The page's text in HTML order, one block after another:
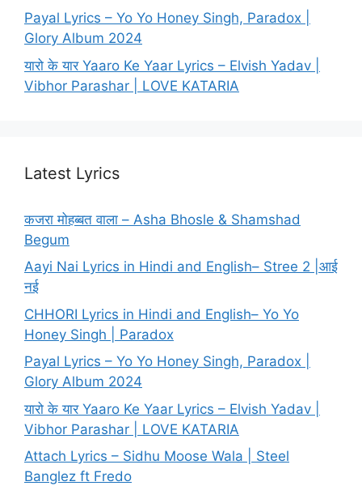
Payal Lyrics – Yo Yo Honey Singh, Paradox |
Glory Album 2024
यारो के यार Yaaro Ke Yaar Lyrics – Elvish Yadav |
Vibhor Parashar | LOVE KATARIA
Latest Lyrics
कजरा मोहब्बत वाला – Asha Bhosle & Shamshad
Begum
Aayi Nai Lyrics in Hindi and English– Stree 2 |आई
नई
CHHORI Lyrics in Hindi and English– Yo Yo
Honey Singh | Paradox
Payal Lyrics – Yo Yo Honey Singh, Paradox |
Glory Album 2024
यारो के यार Yaaro Ke Yaar Lyrics – Elvish Yadav |
Vibhor Parashar | LOVE KATARIA
Attach Lyrics – Sidhu Moose Wala | Steel
Banglez ft Fredo